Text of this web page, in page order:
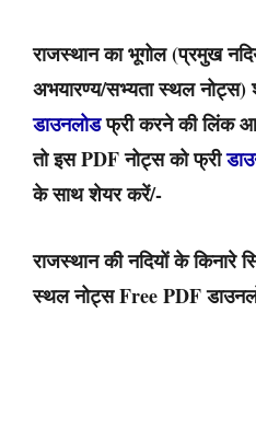
राजस्थान का भूगोल (प्रमुख
अभयारण्य/सभ्यता स्थलनोट्स)
डाउनलोडफ्री करने की लिंक
तो इस PDF नोट्स को फ्री
के साथ शेयर करें/-
राजस्थान की नदियों के किनारे
स्थल नोट्स Free PDF